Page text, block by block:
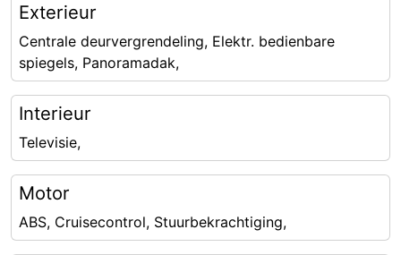
Exterieur
Centrale deurvergrendeling, Elektr. bedienbare
spiegels, Panoramadak,
Interieur
Televisie,
Motor
ABS, Cruisecontrol, Stuurbekrachtiging,